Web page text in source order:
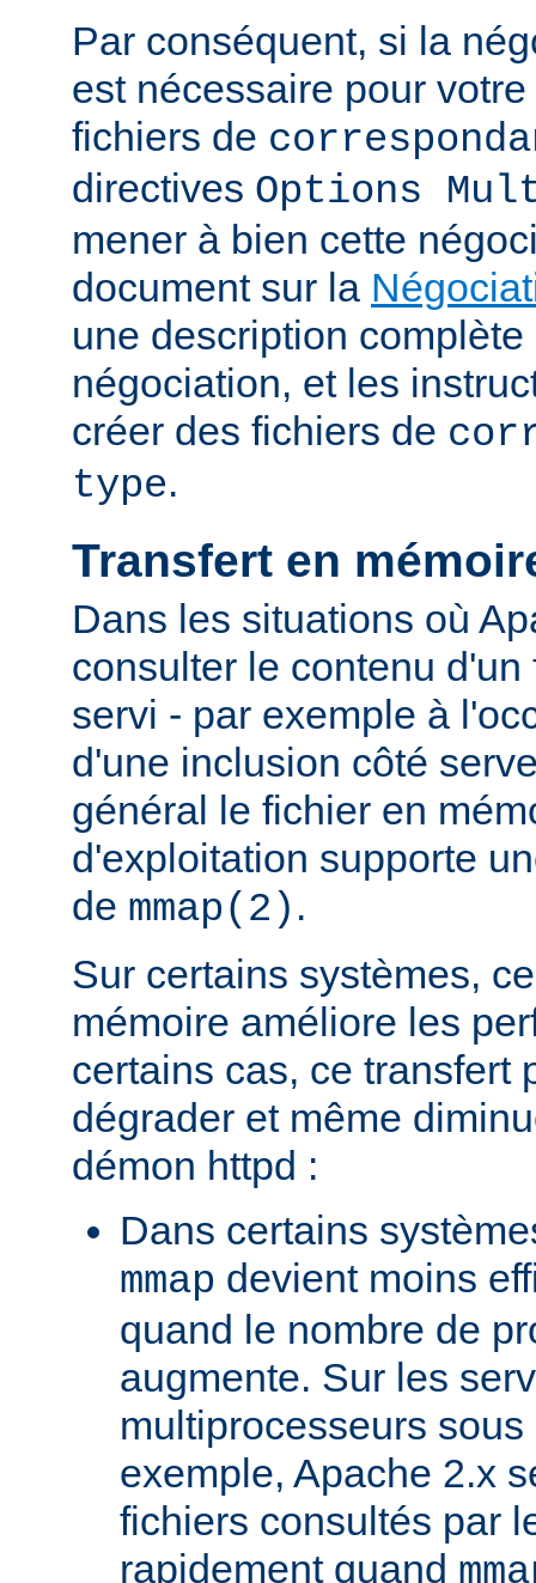
Par conséquent, si la
est nécessaire pour
fichiers de
directives Options
mener à bien cette
document sur la
une description
négociation, et les
créer des fichiers de
type.
Transfert en
Dans les situations où
consulter le contenu
servi - par exemple à
d'une inclusion côté
général le fichier en
d'exploitation supporte
de mmap(2) .
Sur certains systèmes,
mémoire améliore les
certains cas, ce transfert
dégrader et même
démon httpd :
Dans certains
mmap devient moins
quand le nombre de
augmente. Sur les
multiprocesseurs
exemple, Apache 2.x
fichiers consultés par
rapidement quand